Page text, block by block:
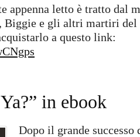
appenna letto è tratto dal
Biggie e gli altri martiri del
a questo link:
in ebook
Dopo il grande successo